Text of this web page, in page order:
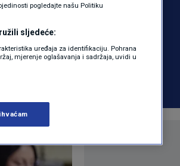
pogledajte našu Politiku
sljedeće:
uređaja za identifikaciju. Pohrana
mjerenje oglašavanja i sadržaja, uvidi u